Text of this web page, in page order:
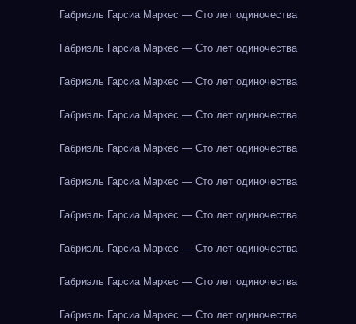
Габриэль Гарсиа Маркес — Сто лет одиночества
Габриэль Гарсиа Маркес — Сто лет одиночества
Габриэль Гарсиа Маркес — Сто лет одиночества
Габриэль Гарсиа Маркес — Сто лет одиночества
Габриэль Гарсиа Маркес — Сто лет одиночества
Габриэль Гарсиа Маркес — Сто лет одиночества
Габриэль Гарсиа Маркес — Сто лет одиночества
Габриэль Гарсиа Маркес — Сто лет одиночества
Габриэль Гарсиа Маркес — Сто лет одиночества
Габриэль Гарсиа Маркес — Сто лет одиночества